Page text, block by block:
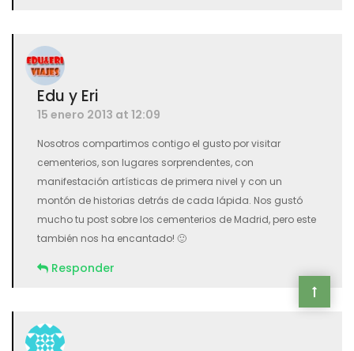
Edu y Eri
15 enero 2013 at 12:09
Nosotros compartimos contigo el gusto por visitar
cementerios, son lugares sorprendentes, con
manifestación artísticas de primera nivel y con un
montón de historias detrás de cada lápida. Nos gustó
mucho tu post sobre los cementerios de Madrid, pero este
también nos ha encantado! 🙂
Responder